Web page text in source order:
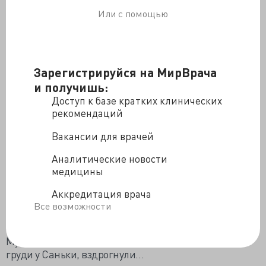
Зарегистрируйся на МирВрача
и получишь:
Доступ к базе кратких клинических
рекомендаций
Вакансии для врачей
Аналитические новости
медицины
Аккредитация врача
Все возможности
Или с помощью
- Да потому, что сам я – безотцовщина!.. И никогда о
- Спросил у матери адрес. Она удивилась, по глазам
видел, но промолчала, дала мне адрес.
Пошел я к отцу своему знакомиться. И увидел старика
Отвращение… И тяга к нему… Все вместе… Жалость
дурацкая… Сочувствие…
Не зря, значит, про голос крови, пишут…
Я испугался и удрал… Минут десять высидел и
смылся… Привык, что его нет… И незачем ему
Мужчина помолчал, и пальцы его, сплетенные на
груди у Саньки, вздрогнули…